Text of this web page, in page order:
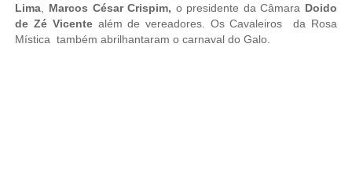
Lima
Marcos César Crispim, o presidente da Câmara Doido
de Zé Vicentealém de vereadores. Os Cavaleiros da Rosa
Mística também abrilhantaram o carnaval do Galo.